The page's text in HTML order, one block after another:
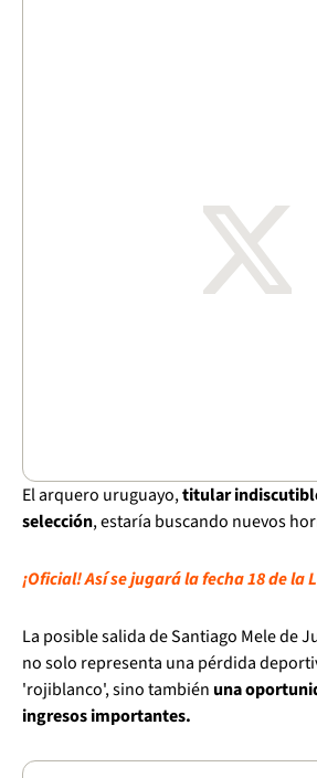
El arquero uruguayo,titular
selección, estaría buscando nuevos
¡Oficial! Así se jugará la fecha 18 de la
La posible salida de Santiago Mele de
no solo representa una pérdida
'rojiblanco', sino también una
ingresos importantes.